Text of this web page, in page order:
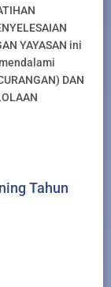
YAYASAN ini
DAN
Tahun